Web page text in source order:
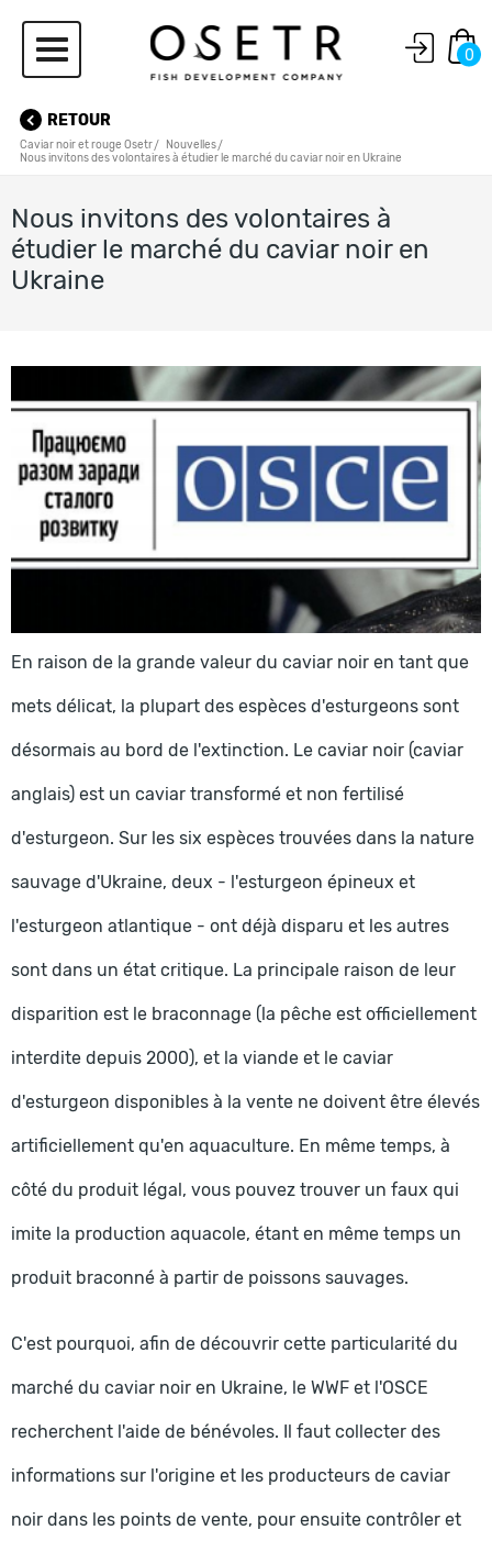
0
RETOUR
Caviar noir et rouge Osetr
Nouvelles
Nous invitons des volontaires à étudier le marché du caviar noir en Ukraine
Nous invitons des volontaires à
étudier le marché du caviar noir en
Ukraine
En raison de la grande valeur du caviar noir en tant que
mets délicat, la plupart des espèces d'esturgeons sont
désormais au bord de l'extinction. Le caviar noir (caviar
anglais) est un caviar transformé et non fertilisé
d'esturgeon. Sur les six espèces trouvées dans la nature
sauvage d'Ukraine, deux - l'esturgeon épineux et
l'esturgeon atlantique - ont déjà disparu et les autres
sont dans un état critique. La principale raison de leur
disparition est le braconnage (la pêche est officiellement
interdite depuis 2000), et la viande et le caviar
d'esturgeon disponibles à la vente ne doivent être élevés
artificiellement qu'en aquaculture. En même temps, à
côté du produit légal, vous pouvez trouver un faux qui
imite la production aquacole, étant en même temps un
produit braconné à partir de poissons sauvages.
C'est pourquoi, afin de découvrir cette particularité du
marché du caviar noir en Ukraine, le WWF et l'OSCE
recherchent l'aide de bénévoles. Il faut collecter des
informations sur l'origine et les producteurs de caviar
noir dans les points de vente, pour ensuite contrôler et